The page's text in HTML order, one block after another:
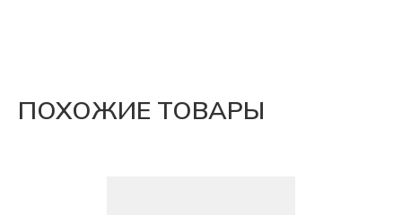
ПОХОЖИЕ ТОВАРЫ